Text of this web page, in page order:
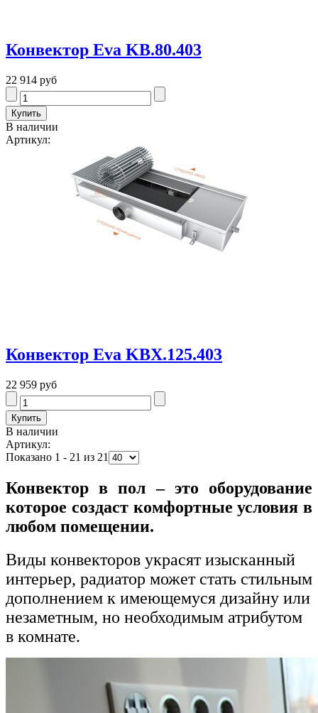
Конвектор Eva KB.80.403
22 914 руб
В наличии
Артикул:
Конвектор Eva KBX.125.403
22 959 руб
В наличии
Артикул:
Показано 1 - 21 из 21
Конвектор в пол – это оборудование
которое создаст комфортные условия в
любом помещении.
Виды конвекторов украсят изысканный
интерьер, радиатор может стать стильным
дополнением к имеющемуся дизайну или
незаметным, но необходимым атрибутом
в комнате.